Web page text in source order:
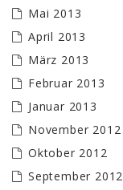
Mai 2013
April 2013
März 2013
Februar 2013
Januar 2013
November 2012
Oktober 2012
September 2012